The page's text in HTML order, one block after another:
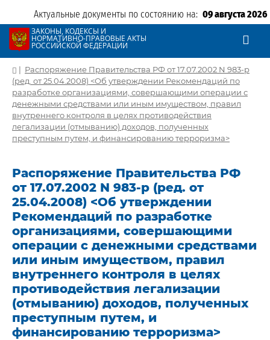
Актуальные документы по состоянию на: 09 августа 2026
ЗАКОНЫ, КОДЕКСЫ И
НОРМАТИВНО-ПРАВОВЫЕ АКТЫ
РОССИЙСКОЙ ФЕДЕРАЦИИ
| Распоряжение Правительства РФ от 17.07.2002 N 983-р
(ред. от 25.04.2008) <Об утверждении Рекомендаций по
разработке организациями, совершающими операции с
денежными средствами или иным имуществом, правил
внутреннего контроля в целях противодействия
легализации (отмыванию) доходов, полученных
преступным путем, и финансированию терроризма>
Распоряжение Правительства РФ
от 17.07.2002 N 983-р (ред. от
25.04.2008) <Об утверждении
Рекомендаций по разработке
организациями, совершающими
операции с денежными средствами
или иным имуществом, правил
внутреннего контроля в целях
противодействия легализации
(отмыванию) доходов, полученных
преступным путем, и
финансированию терроризма>